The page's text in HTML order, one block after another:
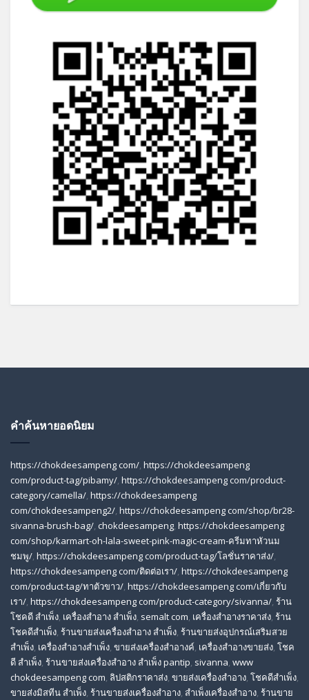
คำค้นหายอดนิยม
https://chokdeesampeng com/, https://chokdeesampeng
com/product-tag/pibamy/, https://chokdeesampeng com/product-
category/camella/, https://chokdeesampeng
com/chokdeesampeng2/, https://chokdeesampeng com/shop/br28-
sivanna-brush-bag/, chokdeesampeng, https://chokdeesampeng
com/shop/karmart-oh-lala-sweet-pink-magic-cream-ครีมทาหัวนม
ชมพู/, https://chokdeesampeng com/product-tag/โลชั่นราคาส่ง/,
https://chokdeesampeng com/ติดต่อเรา/, https://chokdeesampeng
com/product-tag/ทาตัวขาว/, https://chokdeesampeng com/เกี่ยวกับ
เรา/, https://chokdeesampeng com/product-category/sivanna/, ร้าน
โชคดี สําเพ็ง, เครื่องสำอาง สำเพ็ง, semalt com, เครื่องสำอางราคาส่ง, ร้าน
โชคดีสำเพ็ง, ร้านขายส่งเครื่องสําอาง สําเพ็ง, ร้านขายส่งอุปกรณ์เสริมสวย
สําเพ็ง, เครื่องสำอางสำเพ็ง, ขายส่งเครื่องสำอางค์, เครื่องสำอางขายส่ง, โชค
ดี สําเพ็ง, ร้านขายส่งเครื่องสําอาง สําเพ็ง pantip, sivanna, www
chokdeesampeng com, ลิปสติกราคาส่ง, ขายส่งเครื่องสำอาง, โชคดีสำเพ็ง,
ขายส่งมิสทีน สําเพ็ง, ร้านขายส่งเครื่องสำอาง, สําเพ็งเครื่องสําอาง, ร้านขาย